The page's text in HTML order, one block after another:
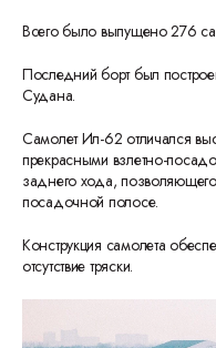
Всего было выпущено 276
Последний борт был
Судана.
Самолет Ил-62 отличался
прекрасными взлетно-
заднего хода,
посадочной полосе.
Конструкция самолета
отсутствие тряски.